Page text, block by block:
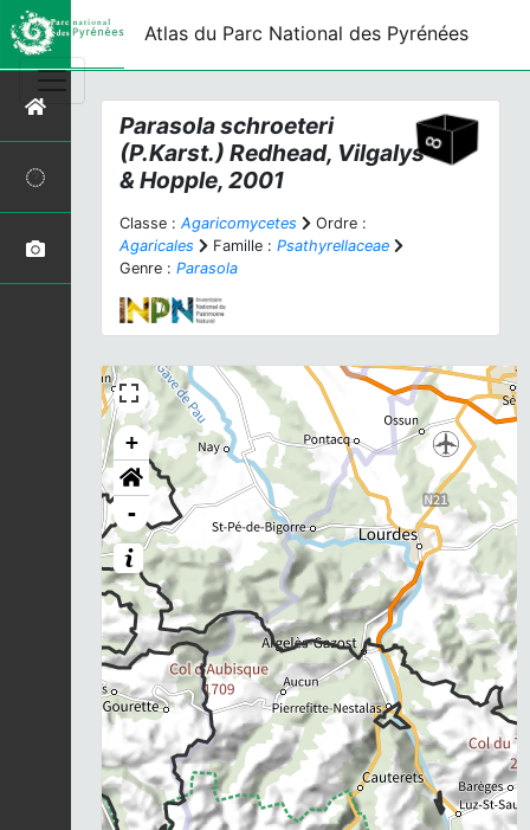
Atlas du Parc National des Pyrénées
Parasola schroeteri
(P.Karst.) Redhead, Vilgalys
& Hopple, 2001
Classe : Agaricomycetes
Ordre :
Agaricales
Famille : Psathyrellaceae
Genre : Parasola
+
-